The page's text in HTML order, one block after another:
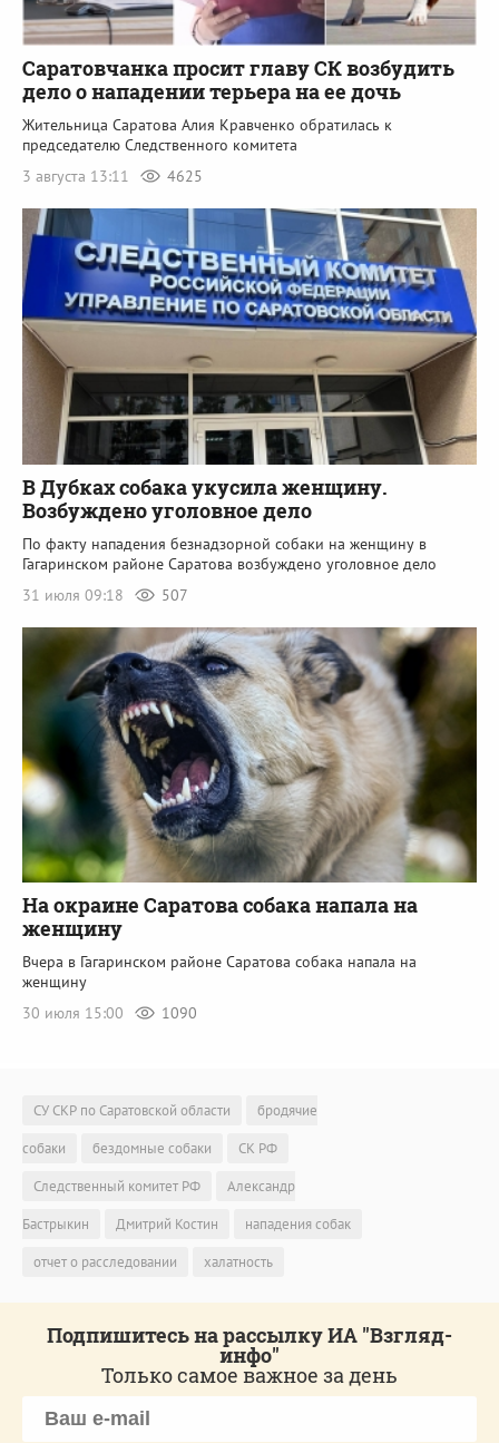
Саратовчанка просит главу СК возбудить
дело о нападении терьера на ее дочь
Жительница Саратова Алия Кравченко обратилась к
председателю Следственного комитета
3 августа 13:11
4625
В Дубках собака укусила женщину.
Возбуждено уголовное дело
По факту нападения безнадзорной собаки на женщину в
Гагаринском районе Саратова возбуждено уголовное дело
31 июля 09:18
507
На окраине Саратова собака напала на
женщину
Вчера в Гагаринском районе Саратова собака напала на
женщину
30 июля 15:00
1090
СУ СКР по Саратовской области
бродячие
собаки
бездомные собаки
СК РФ
Следственный комитет РФ
Александр
Бастрыкин
Дмитрий Костин
нападения собак
отчет о расследовании
халатность
Подпишитесь на рассылку ИА "Взгляд-
инфо"
Только самое важное за день